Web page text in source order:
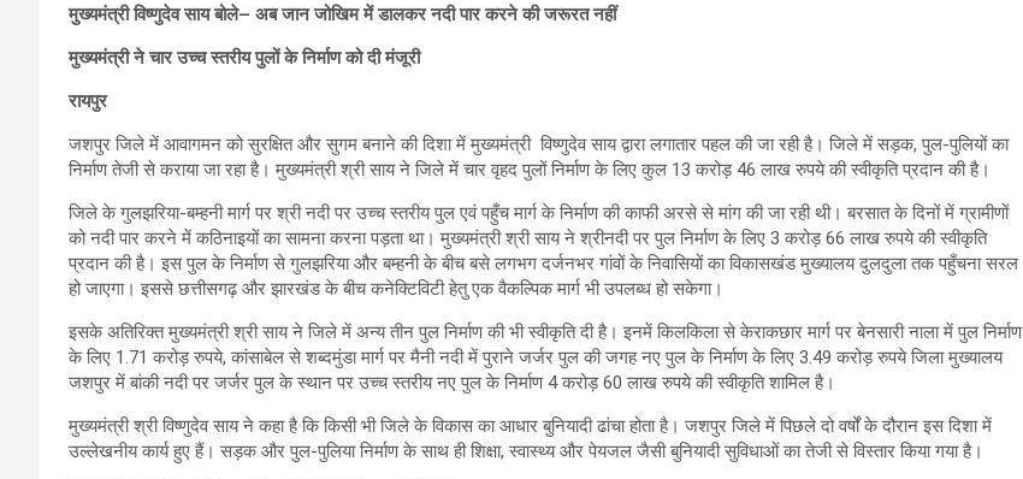
मुख्यमंत्री विष्णुदेव साय बोले– अब जान जोखिम में डालकर नदी पार करने की जरूरत नहीं
मुख्यमंत्री ने चार उच्च स्तरीय पुलों के निर्माण को दी मंजूरी
रायपुर
जशपुर जिले में आवागमन को सुरक्षित और सुगम बनाने की दिशा में मुख्यमंत्री विष्णुदेव साय द्वारा लगातार पहल की जा रही है। जिले में सड़क, पुल-पुलियों का
निर्माण तेजी से कराया जा रहा है। मुख्यमंत्री श्री साय ने जिले में चार वृहद पुलों निर्माण के लिए कुल 13 करोड़ 46 लाख रुपये की स्वीकृति प्रदान की है।
जिले के गुलझरिया-बम्हनी मार्ग पर श्री नदी पर उच्च स्तरीय पुल एवं पहुँच मार्ग के निर्माण की काफी अरसे से मांग की जा रही थी। बरसात के दिनों में ग्रामीणों
को नदी पार करने में कठिनाइयों का सामना करना पड़ता था। मुख्यमंत्री श्री साय ने श्रीनदी पर पुल निर्माण के लिए 3 करोड़ 66 लाख रुपये की स्वीकृति
प्रदान की है। इस पुल के निर्माण से गुलझरिया और बम्हनी के बीच बसे लगभग दर्जनभर गांवों के निवासियों का विकासखंड मुख्यालय दुलदुला तक पहुँचना सरल
हो जाएगा। इससे छत्तीसगढ़ और झारखंड के बीच कनेक्टिविटी हेतु एक वैकल्पिक मार्ग भी उपलब्ध हो सकेगा।
इसके अतिरिक्त मुख्यमंत्री श्री साय ने जिले में अन्य तीन पुल निर्माण की भी स्वीकृति दी है। इनमें किलकिला से केराकछार मार्ग पर बेनसारी नाला में पुल निर्माण
के लिए 1.71 करोड़ रुपये, कांसाबेल से शब्दमुंडा मार्ग पर मैनी नदी में पुराने जर्जर पुल की जगह नए पुल के निर्माण के लिए 3.49 करोड़ रुपये जिला मुख्यालय
जशपुर में बांकी नदी पर जर्जर पुल के स्थान पर उच्च स्तरीय नए पुल के निर्माण 4 करोड़ 60 लाख रुपये की स्वीकृति शामिल है।
मुख्यमंत्री श्री विष्णुदेव साय ने कहा है कि किसी भी जिले के विकास का आधार बुनियादी ढांचा होता है। जशपुर जिले में पिछले दो वर्षों के दौरान इस दिशा में
उल्लेखनीय कार्य हुए हैं। सड़क और पुल-पुलिया निर्माण के साथ ही शिक्षा, स्वास्थ्य और पेयजल जैसी बुनियादी सुविधाओं का तेजी से विस्तार किया गया है।